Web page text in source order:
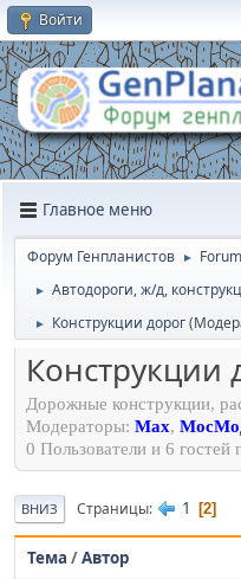
Войти
Главное меню
Форум Генпланистов ► Forum
► Автодороги, ж/д,
► Конструкции дорог
Конструкции
Дорожные конструкции,
Модераторы: Max,
0 Пользователи и 6 гостей
ВНИЗ Страницы 1 2
Тема /Автор